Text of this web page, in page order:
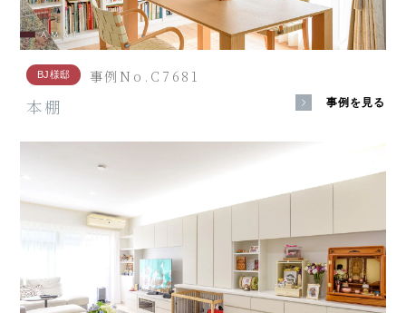
BJ様邸 事例No.C7681
本棚 事例を見る